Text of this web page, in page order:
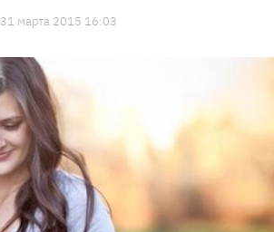
31 марта 2015 16:03